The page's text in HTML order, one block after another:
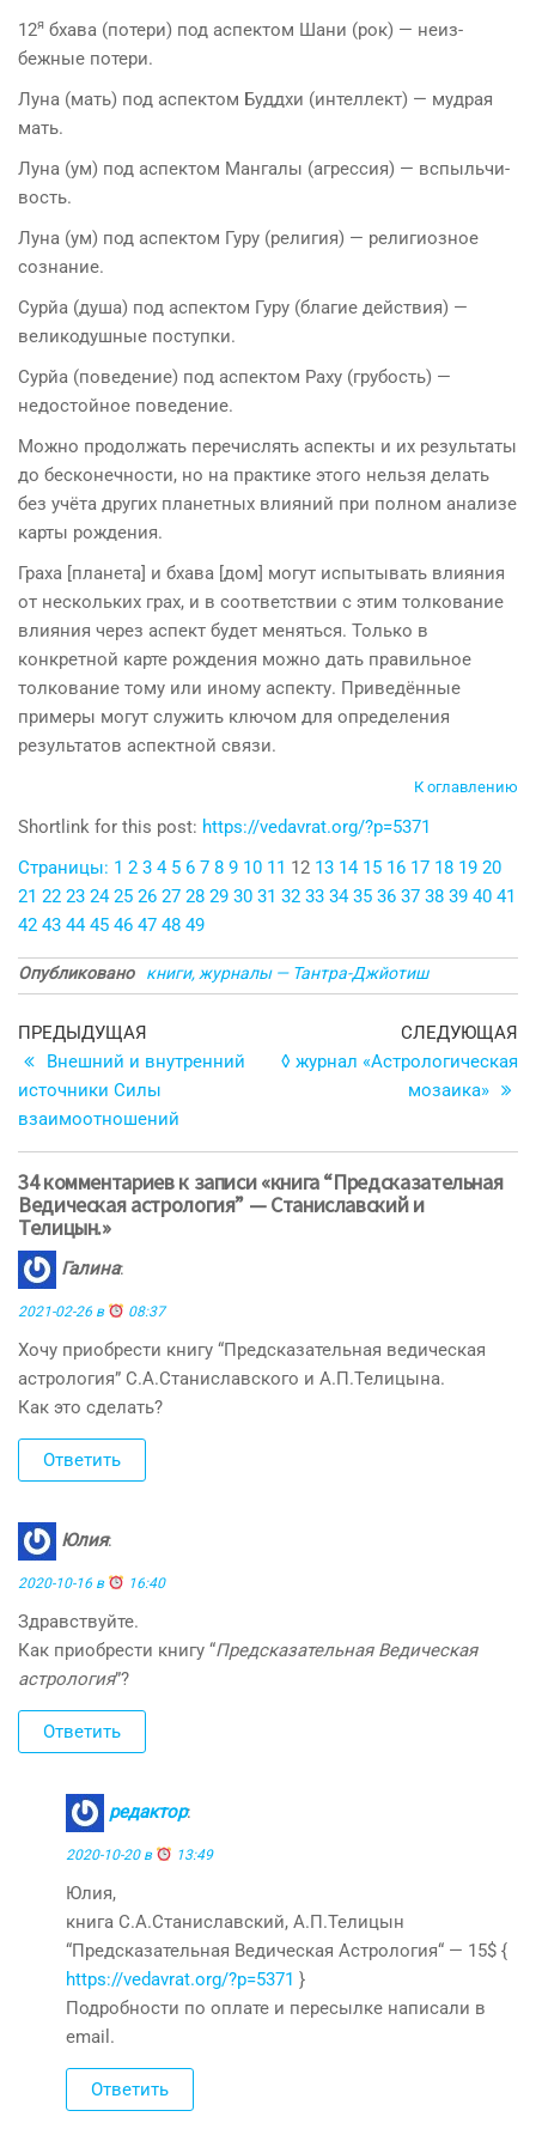
12я бхава (потери) под аспектом Шани (рок) — неиз­
бежные потери.
Луна (мать) под аспектом Буддхи (интеллект) — мудрая
мать.
Луна (ум) под аспектом Мангалы (агрессия) — вспыльчи­
вость.
Луна (ум) под аспектом Гуру (религия) — религи­озное
сознание.
Сурйа (душа) под аспектом Гуру (благие действия) —
великодушные поступки.
Сурйа (поведение) под аспектом Раху (грубость) —
недостойное поведение.
Можно продолжать перечислять аспекты и их результаты
до бесконечности, но на практике этого нельзя делать
без учёта других планетных влияний при пол­ном анализе
карты рождения.
Граха [планета] и бхава [дом] могут испытывать влияния
от нескольких грах, и в соответствии с этим толкование
влияния через аспект будет меняться. Только в
конкретной карте рождения можно дать правильное
толкование тому или иному аспекту. Приведённые
примеры могут служить клю­чом для определения
результатов аспектной связи.
К оглавлению
Shortlink for this post: https://vedavrat.org/?p=5371
Страницы: 1 2 3 4 5 6 7 8 9 10 11 12 13 14 15 16 17 18 19 20
21 22 23 24 25 26 27 28 29 30 31 32 33 34 35 36 37 38 39 40 41
42 43 44 45 46 47 48 49
Опубликовано книги, журналы — Тантра-Джйотиш
Навигация
по
записям
Предыдущая
запись
ПРЕДЫДУЩАЯ
Внешний и внутренний
источники Силы
взаимоотношений
СЛЕДУЮЩАЯ
◊ журнал «Астрологическая
мозаика»
34 комментариев к записи «книга “Предсказательная
Ведическая астрология” — Станиславский и
Телицын.»
Галина:
2021-02-26 в 08:37
Хочу приобрести книгу “Предсказательная ведическая
астрология” С.А.Станиславского и А.П.Телицына.
Как это сделать?
Ответить
Юлия:
2020-10-16 в 16:40
Здравствуйте.
Как приобрести книгу “Предсказательная Ведическая
астрология”?
Ответить
редактор:
2020-10-20 в 13:49
Юлия,
книга С.А.Станиславский, А.П.Телицын
“Предсказательная Ведическая Астрология“ — 15$ {
https://vedavrat.org/?p=5371 }
Подробности по оплате и пересылке написали в
email.
Ответить